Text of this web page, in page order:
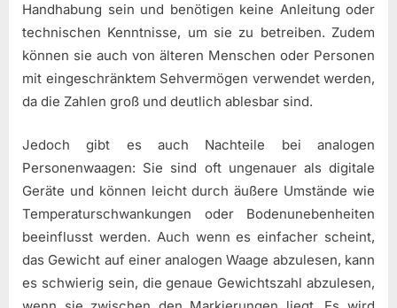
Handhabung sein und benötigen keine Anleitung oder
technischen Kenntnisse, um sie zu betreiben. Zudem
können sie auch von älteren Menschen oder Personen
mit eingeschränktem Sehvermögen verwendet werden,
da die Zahlen groß und deutlich ablesbar sind.
Jedoch gibt es auch Nachteile bei analogen
Personenwaagen: Sie sind oft ungenauer als digitale
Geräte und können leicht durch äußere Umstände wie
Temperaturschwankungen oder Bodenunebenheiten
beeinflusst werden. Auch wenn es einfacher scheint,
das Gewicht auf einer analogen Waage abzulesen, kann
es schwierig sein, die genaue Gewichtszahl abzulesen,